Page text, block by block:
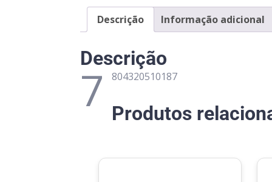
Descrição Informação adicional
Descrição
7 804320510187
Produtos